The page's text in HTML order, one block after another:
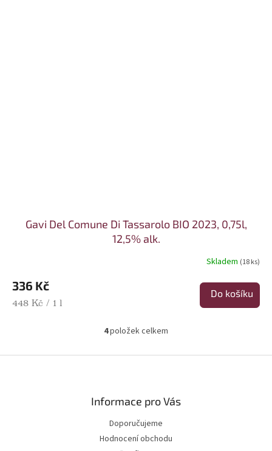
Gavi Del Comune Di Tassarolo BIO 2023, 0,75l,
12,5% alk.
Skladem (18 ks)
336 Kč
Měrná cena:
448 Kč / 1 l
Do košíku
Ovládací prvky výpisu
4položek celkem
Informace pro Vás
Doporučujeme
Hodnocení obchodu